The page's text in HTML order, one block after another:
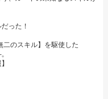
った！
二のスキル】を駆使した